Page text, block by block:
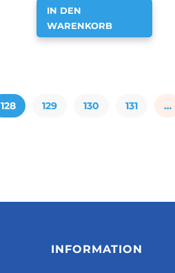
IN DEN
WARENKORB
128 129 130 131 …
INFORMATION